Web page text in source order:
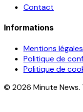
Contact
Informations
Mentions légales
Politique de
Politique de
© 2026 Minute News.